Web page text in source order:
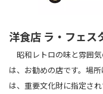
洋食店 ラ・フェス
昭和レトロの味と雰囲
は、お勧めの店です。 場
は、 重要文化財に指定さ